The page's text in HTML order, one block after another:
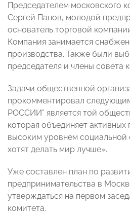
Председателем московского
Сергей Панов, молодой
основатель торговой
Компания занимается
производства. Также были
председателя и члены совета
Задачи общественной
прокомментировал
РОССИИ” является той
которая объединяет
высоким уровнем социальной
хотят делать мир лучше».
Уже составлен план по
предпринимательства в
утверждаться на первом
комитета.